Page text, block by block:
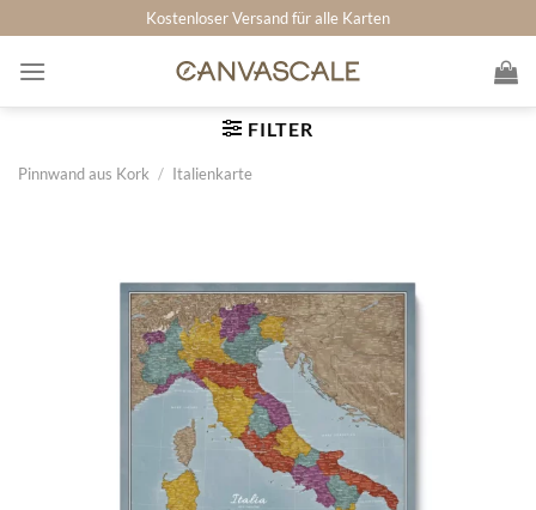
Inhalt
springen
Kostenloser Versand für alle Karten
FILTER
Pinnwand aus Kork / Italienkarte